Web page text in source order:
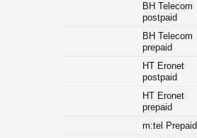
BH Telecom
postpaid
BH Telecom
prepaid
HT Eronet
postpaid
HT Eronet
prepaid
m:tel Prepaid